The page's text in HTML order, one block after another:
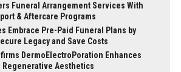
Funeral Arrangement Services With
& Aftercare Programs
Embrace Pre-Paid Funeral Plans by
Legacy and Save Costs
DermoElectroPoration Enhances
Regenerative Aesthetics